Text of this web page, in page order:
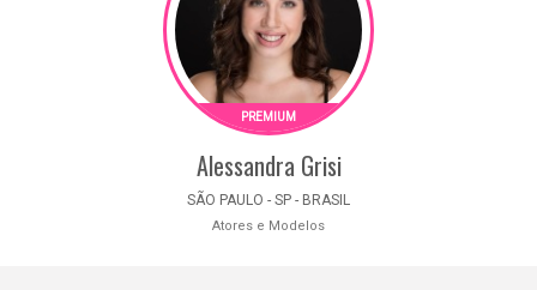
Alessandra Grisi
SÃO PAULO - SP - BRASIL
Atores e Modelos